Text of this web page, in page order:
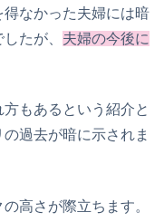
なかった夫婦には暗
たが、 夫婦の今後に
もあるという紹介と
過去が暗に示されま
高さが際立ちます。